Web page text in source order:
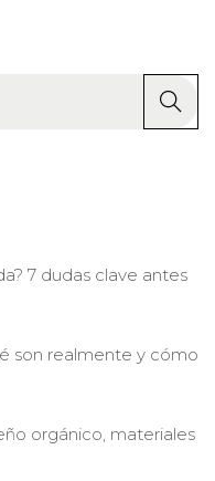
7 dudas clave antes
son realmente y cómo
orgánico, materiales